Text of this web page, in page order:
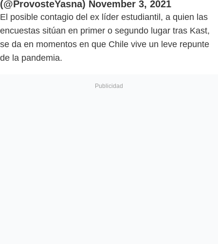
(@ProvosteYasna) November 3, 2021
El posible contagio del ex líder estudiantil, a quien las
encuestas sitúan en primer o segundo lugar tras Kast,
se da en momentos en que Chile vive un leve repunte
de la pandemia.